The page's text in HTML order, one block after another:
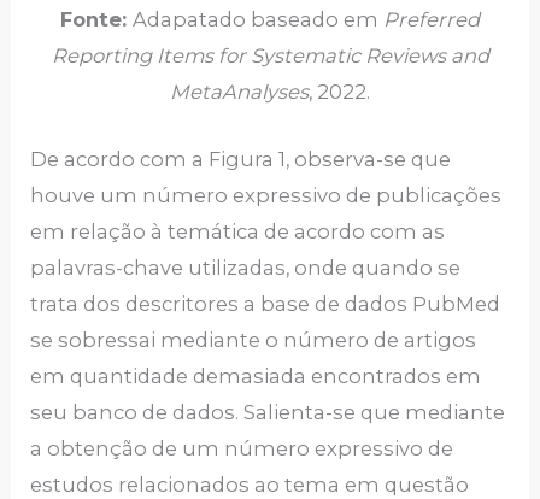
Fonte: Adapatado baseado em Preferred
Reporting Items for Systematic Reviews and
MetaAnalyses, 2022.
De acordo com a Figura 1, observa-se que
houve um número expressivo de publicações
em relação à temática de acordo com as
palavras-chave utilizadas, onde quando se
trata dos descritores a base de dados PubMed
se sobressai mediante o número de artigos
em quantidade demasiada encontrados em
seu banco de dados. Salienta-se que mediante
a obtenção de um número expressivo de
estudos relacionados ao tema em questão